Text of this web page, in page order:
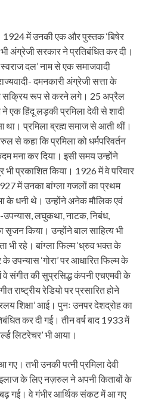
में उनकी एक और पुस्तक ‘बिषेर
अंग्रेजी सरकार ने प्रतिबंधित कर दी।
दल’ नाम से एक समाजवादी
दमनकारी अंग्रेजी सत्ता के
सक्रिय रूप से करने लगे। 25 अप्रैल
हिंदू लड़की प्रमिला देवी से शादी
था। प्रमिला ब्रह्म समाज से आती थीं।
से कहा कि प्रमिला को धर्मपरिवर्तन
मना कर दिया। इसी समय उन्होंने
प्रकाशित किया। 1926 में वे परिवार
में उनका बांग्ला गजलों का प्रथम
के धनी थे। उन्होंने अनेक मौलिक एवं
लघुकथा, नाटक, निबंध,
किया। उन्होंने बाल साहित्य भी
रहे। बांग्ला फिल्‍म ‘ध्रुव भक्त के
उपन्यास ‘गोरा’ पर आधारित फिल्‍म के
संगीत की सुप्रसिद्ध कंपनी एचएमवी के
रेडियो पर प्रसारित होने
शिक्षा’ आई। पुनः उनपर देशद्रोह का
कर दी गई। तीन वर्ष बाद 1933 में
लिटरेचर’ भी आया।
तभी उनकी पत्नी प्रमिला देवी
के लिए नज़रुल ने अपनी किताबों के
बढ़ गई। वे गंभीर आर्थिक संकट में आ गए